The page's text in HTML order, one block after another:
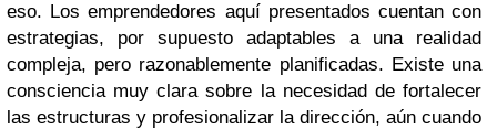
eso. Los emprendedores aquí presentados cuentan con
estrategias, por supuesto adaptables a una realidad
compleja, pero razonablemente planificadas. Existe una
consciencia muy clara sobre la necesidad de fortalecer
las estructuras y profesionalizar la dirección, aún cuando